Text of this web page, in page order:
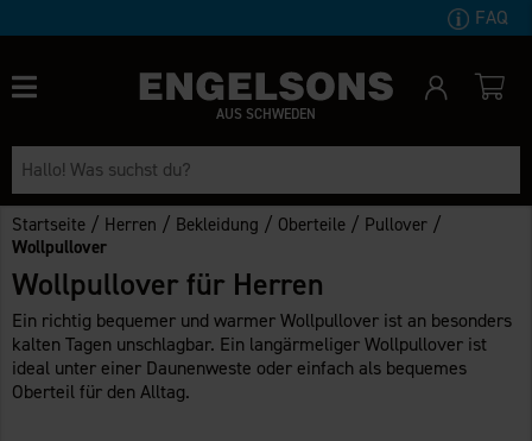
FAQ
AUS SCHWEDEN
Startseite / Herren / Bekleidung / Oberteile / Pullover /
Wollpullover
Wollpullover für Herren
Ein richtig bequemer und warmer Wollpullover ist an besonders
kalten Tagen unschlagbar. Ein langärmeliger Wollpullover ist
ideal unter einer Daunenweste oder einfach als bequemes
Oberteil für den Alltag.